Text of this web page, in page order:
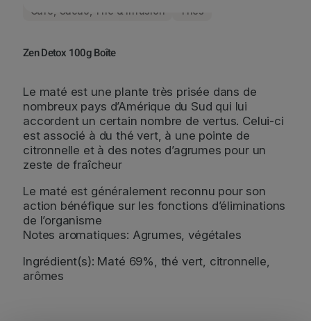
Café, Cacao, Thé & Infusion Thés
Zen Detox 100g Boîte
Le maté est une plante très prisée dans de
nombreux pays d’Amérique du Sud qui lui
accordent un certain nombre de vertus. Celui-ci
est associé à du thé vert, à une pointe de
citronnelle et à des notes d’agrumes pour un
zeste de fraîcheur
Le maté est généralement reconnu pour son
action bénéfique sur les fonctions d’éliminations
de l’organisme
Notes aromatiques: Agrumes, végétales
Ingrédient(s): Maté 69%, thé vert, citronnelle,
arômes